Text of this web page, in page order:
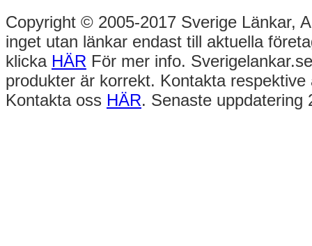
Copyright © 2005-2017 Sverige Länkar,
inget utan länkar endast till aktuella
klicka HÄR För mer info.
produkter är korrekt. Kontakta
Kontakta oss HÄR. Senaste uppdatering